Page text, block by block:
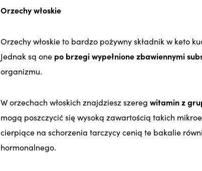
Orzechy włoskie
Orzechy włoskie to bardzo pożywny składnik w keto
Jednak są one po brzegi wypełnione zbawiennymi
organizmu.
W orzechach włoskich znajdziesz szereg witamin z
mogą poszczycić się wysoką zawartością takich
cierpiące na schorzenia tarczycy cenią te bakalie
hormonalnego.